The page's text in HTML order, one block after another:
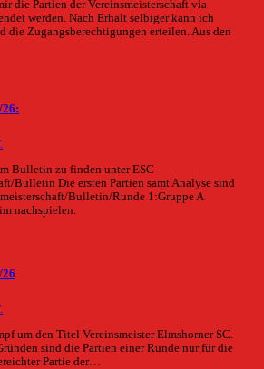
die Partien der Vereinsmeisterschaft via
werden. Nach Erhalt selbiger kann ich
die Zugangsberechtigungen erteilen. Aus den
26:
Bulletin zu finden unter ESC-
Bulletin Die ersten Partien samt Analyse sind
Bulletin/Runde 1:Gruppe A
nachspielen.
um den Titel Vereinsmeister Elmshorner SC.
sind die Partien einer Runde nur für die
Partie der…